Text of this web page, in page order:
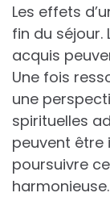
Les effets
fin du séjour.
acquis
Une fois
une
spirituelles
peuvent être
poursuivre
harmonieuse.